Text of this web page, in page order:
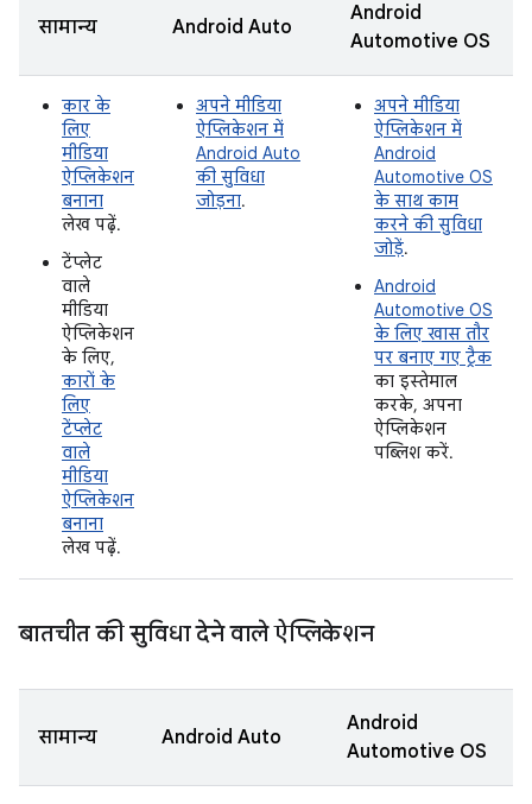
सामान्य Android Auto
Android
Automotive OS
कार के
लिए
मीडिया
ऐप्लिकेशन
बनाना
लेख पढ़ें.
टेंप्लेट
वाले
मीडिया
ऐप्लिकेशन
के लिए,
कारों के
लिए
टेंप्लेट
वाले
मीडिया
ऐप्लिकेशन
बनाना
लेख पढ़ें.
अपने मीडिया
ऐप्लिकेशन में
Android Auto
की सुविधा
जोड़ना.
अपने मीडिया
ऐप्लिकेशन में
Android
Automotive OS
के साथ काम
करने की सुविधा
जोड़ें.
Android
Automotive OS
के लिए खास तौर
पर बनाए गए ट्रैक
का इस्तेमाल
करके, अपना
ऐप्लिकेशन
पब्लिश करें.
बातचीत की सुविधा देने वाले ऐप्लिकेशन
सामान्य Android Auto
Android
Automotive OS